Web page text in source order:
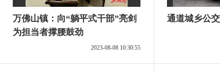
万佛山镇：向“躺平式干部”亮剑
为担当者撑腰鼓劲
2023-08-08 10:30:55
通道城乡公